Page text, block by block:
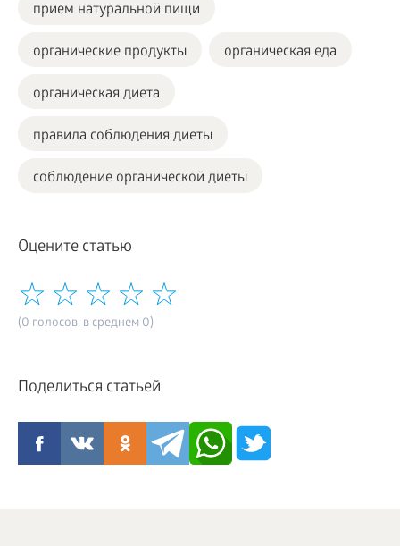
прием натуральной пищи
органические продукты органическая еда
органическая диета
правила соблюдения диеты
соблюдение органической диеты
Оцените статью
(0 голосов, в среднем 0)
Поделиться статьей